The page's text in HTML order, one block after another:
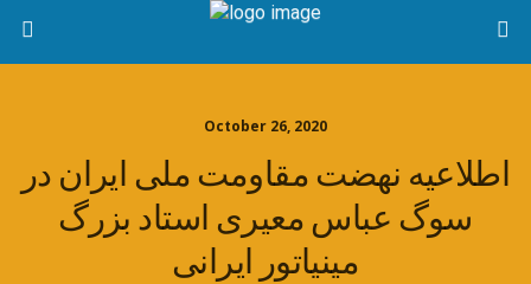
October 26, 2020
اطلاعیه نهضت مقاومت ملی ایران در
سوگ عباس معیری استاد بزرگ
مینیاتور ایرانی